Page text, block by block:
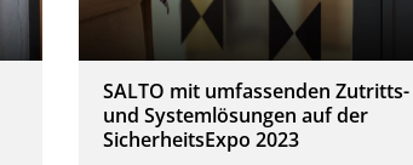
SALTO mit umfassenden Zutritts-
und Systemlösungen auf der
SicherheitsExpo 2023